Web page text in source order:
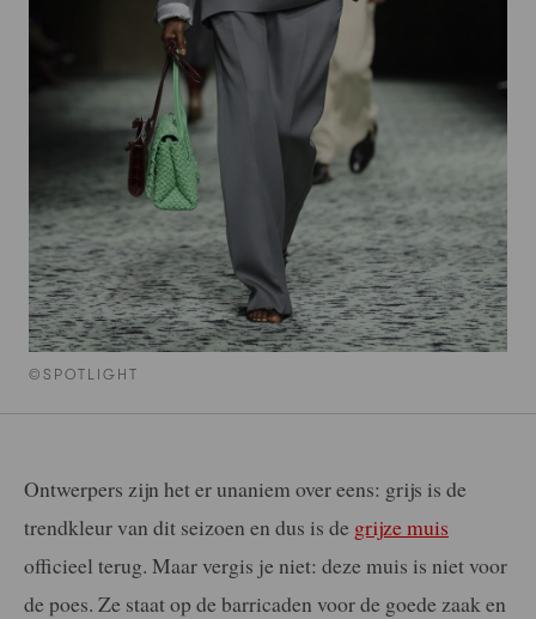
©SPOTLIGHT
Ontwerpers zijn het er unaniem over eens: grijs is de
trendkleur van dit seizoen en dus is de grijze muis
officieel terug. Maar vergis je niet: deze muis is niet voor
de poes. Ze staat op de barricaden voor de goede zaak en